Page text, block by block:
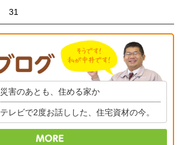
31
災害のあとも、住める家か
テレビで2度お話しした、住宅資材の今。